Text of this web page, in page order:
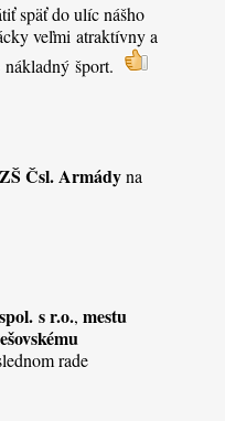
späť do ulíc nášho
veľmi atraktívny a
šport.
ZŠ Čsl. Armádyna
s r.o., mestu
rade